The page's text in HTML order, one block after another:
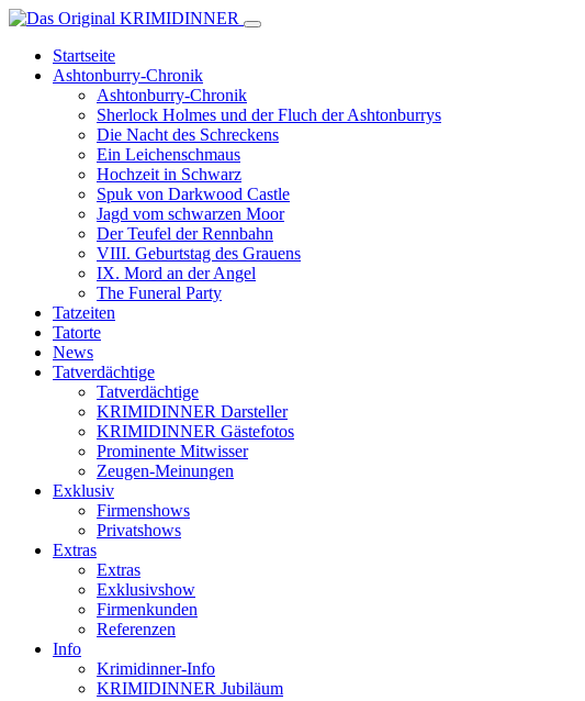
Startseite
Ashtonburry-Chronik
Ashtonburry-Chronik
Sherlock Holmes und der Fluch der Ashtonburrys
Die Nacht des Schreckens
Ein Leichenschmaus
Hochzeit in Schwarz
Spuk von Darkwood Castle
Jagd vom schwarzen Moor
Der Teufel der Rennbahn
VIII. Geburtstag des Grauens
IX. Mord an der Angel
The Funeral Party
Tatzeiten
Tatorte
News
Tatverdächtige
Tatverdächtige
KRIMIDINNER Darsteller
KRIMIDINNER Gästefotos
Prominente Mitwisser
Zeugen-Meinungen
Exklusiv
Firmenshows
Privatshows
Extras
Extras
Exklusivshow
Firmenkunden
Referenzen
Info
Krimidinner-Info
KRIMIDINNER Jubiläum